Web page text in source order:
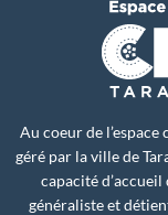
Au coeur de
géré par la ville de
capacité
généraliste et